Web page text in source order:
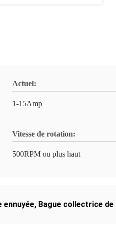
Actuel:
1-15Amp
Vitesse de rotation:
500RPM ou plus haut
ennuyée, Bague collectrice